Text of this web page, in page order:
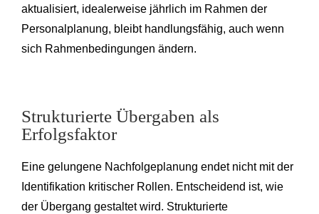
aktualisiert, idealerweise jährlich im Rahmen der
Personalplanung, bleibt handlungsfähig, auch wenn
sich Rahmenbedingungen ändern.
Strukturierte Übergaben als
Erfolgsfaktor
Eine gelungene Nachfolgeplanung endet nicht mit der
Identifikation kritischer Rollen. Entscheidend ist, wie
der Übergang gestaltet wird. Strukturierte